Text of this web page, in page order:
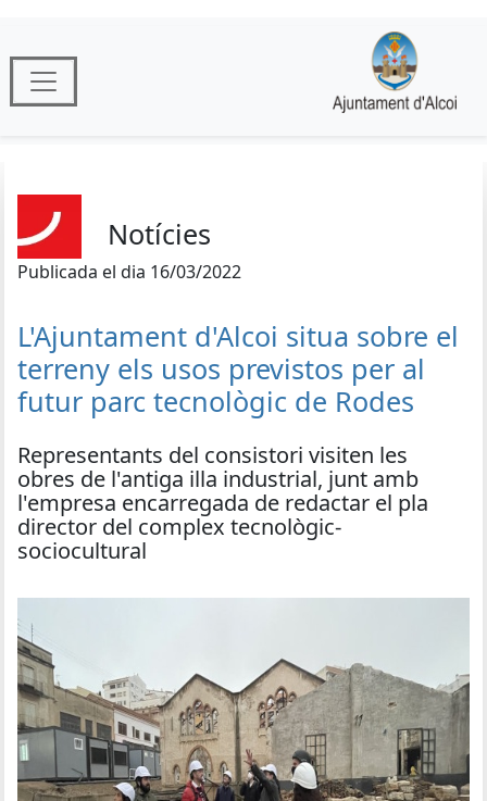
Notícies
Publicada el dia 16/03/2022
L'Ajuntament d'Alcoi situa sobre el
terreny els usos previstos per al
futur parc tecnològic de Rodes
Representants del consistori visiten les
obres de l'antiga illa industrial, junt amb
l'empresa encarregada de redactar el pla
director del complex tecnològic-
sociocultural